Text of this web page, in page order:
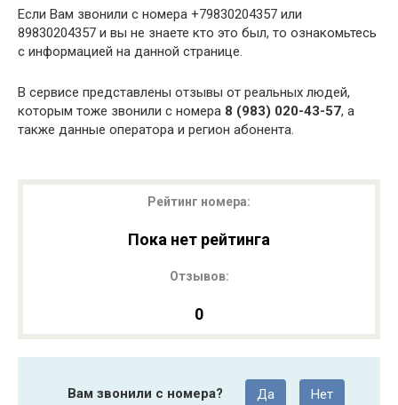
Если Вам звонили с номера +79830204357 или
89830204357 и вы не знаете кто это был, то ознакомьтесь
с информацией на данной странице.
В сервисе представлены отзывы от реальных людей,
которым тоже звонили с номера 8 (983) 020-43-57, а
также данные оператора и регион абонента.
Рейтинг номера:
Пока нет рейтинга
Отзывов:
0
Вам звонили с номера? Да Нет